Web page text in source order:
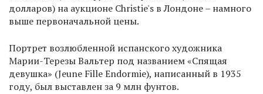
долларов) на аукционе Christie's в Лондоне – намного
выше первоначальной цены.
Портрет возлюбленной испанского художника
Марии-Терезы Вальтер под названием «Спящая
девушка» (Jeune Fille Endormie), написанный в 1935
году, был выставлен за 9 млн фунтов.